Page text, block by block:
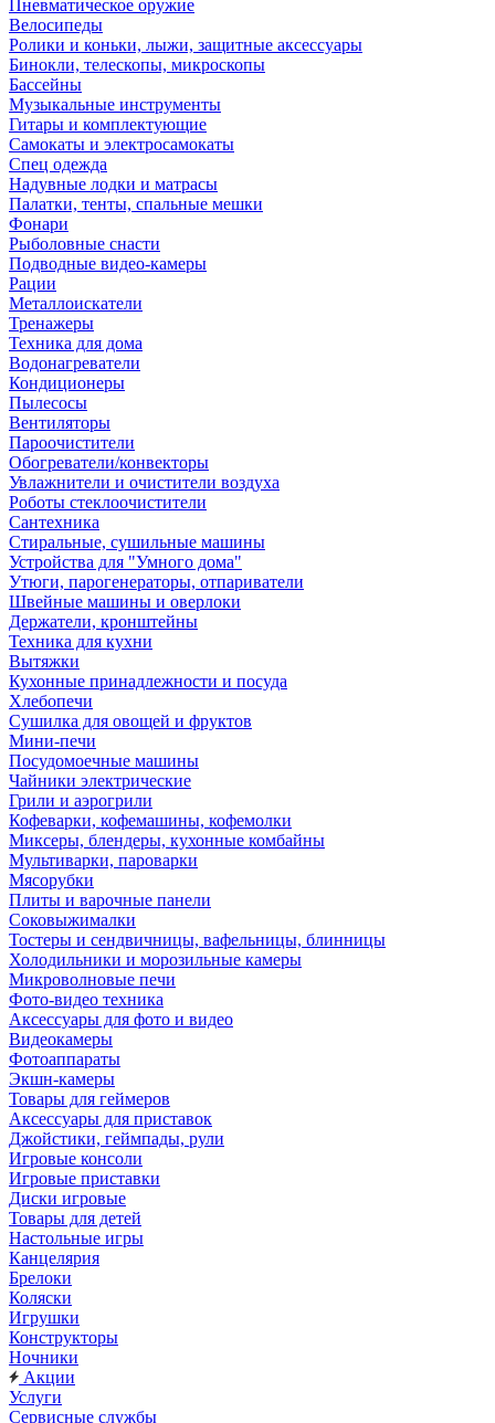
Пневматическое оружие
Велосипеды
Ролики и коньки, лыжи, защитные аксессуары
Бинокли, телескопы, микроскопы
Бассейны
Музыкальные инструменты
Гитары и комплектующие
Самокаты и электросамокаты
Спец одежда
Надувные лодки и матрасы
Палатки, тенты, спальные мешки
Фонари
Рыболовные снасти
Подводные видео-камеры
Рации
Металлоискатели
Тренажеры
Техника для дома
Водонагреватели
Кондиционеры
Пылесосы
Вентиляторы
Пароочистители
Обогреватели/конвекторы
Увлажнители и очистители воздуха
Роботы стеклоочистители
Сантехника
Стиральные, сушильные машины
Устройства для "Умного дома"
Утюги, парогенераторы, отпариватели
Швейные машины и оверлоки
Держатели, кронштейны
Техника для кухни
Вытяжки
Кухонные принадлежности и посуда
Хлебопечи
Сушилка для овощей и фруктов
Мини-печи
Посудомоечные машины
Чайники электрические
Грили и аэрогрили
Кофеварки, кофемашины, кофемолки
Миксеры, блендеры, кухонные комбайны
Мультиварки, пароварки
Мясорубки
Плиты и варочные панели
Соковыжималки
Тостеры и сендвичницы, вафельницы, блинницы
Холодильники и морозильные камеры
Микроволновые печи
Фото-видео техника
Аксессуары для фото и видео
Видеокамеры
Фотоаппараты
Экшн-камеры
Товары для геймеров
Аксессуары для приставок
Джойстики, геймпады, рули
Игровые консоли
Игровые приставки
Диски игровые
Товары для детей
Настольные игры
Канцелярия
Брелоки
Коляски
Игрушки
Конструкторы
Ночники
Акции
Услуги
Сервисные службы